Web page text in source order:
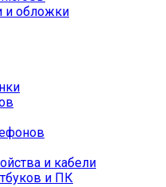
и обложки
и кабели
и ПК